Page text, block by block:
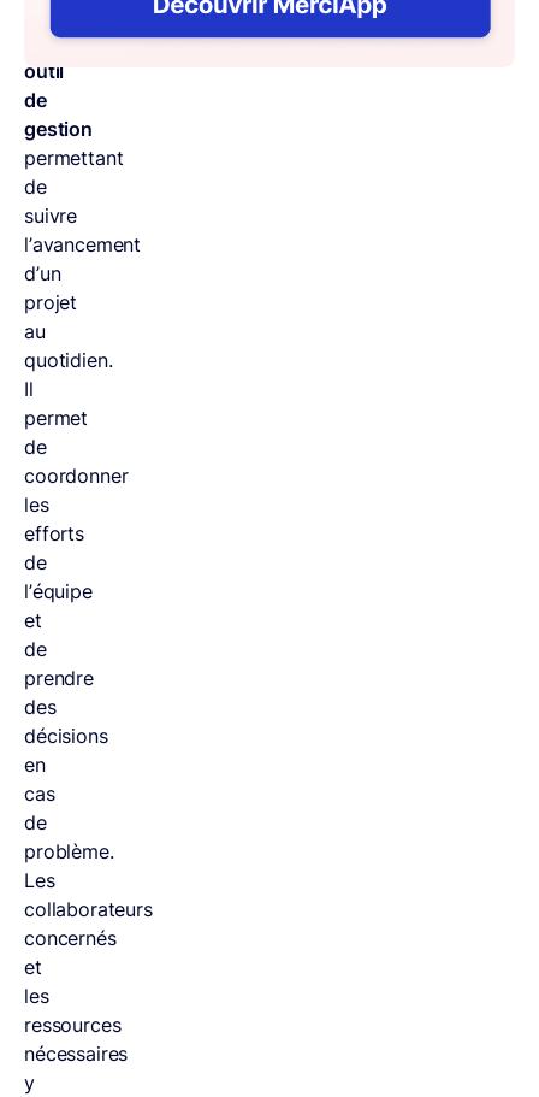
d’un
outil
de
gestion
permettant
de
suivre
l’avancement
d’un
projet
au
quotidien.
Il
permet
de
coordonner
les
efforts
de
l’équipe
et
de
prendre
des
décisions
en
cas
de
problème.
Les
collaborateurs
concernés
et
les
ressources
nécessaires
y